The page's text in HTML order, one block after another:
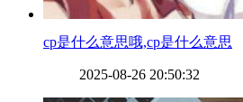
​cp是什么意思哦,cp是什么意思
2025-08-26 20:50:32